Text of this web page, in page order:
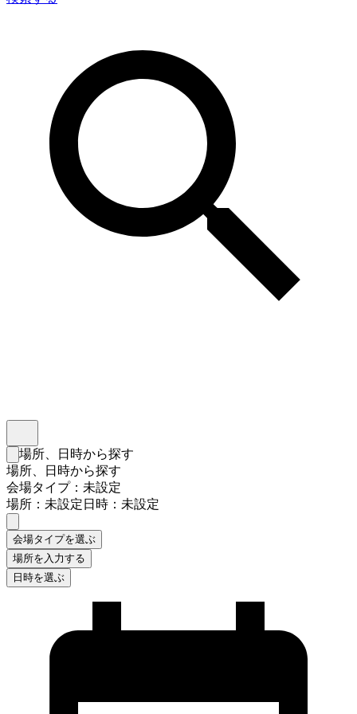
検索フォームを閉じる
場所、日時から探す
場所、日時から探す
会場タイプ：未設定
場所：未設定日時：未設定
会場タイプを選ぶ
場所を入力する
日時を選ぶ